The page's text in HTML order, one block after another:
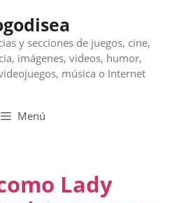
y secciones de juegos, cine,
imágenes, videos, humor,
música o Internet
Menú
Lady